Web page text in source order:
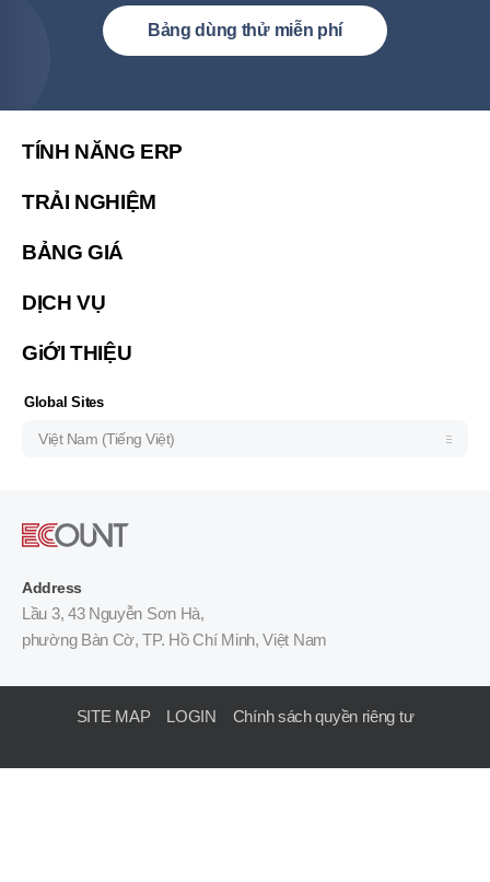
Bảng dùng thử miễn phí
TÍNH NĂNG ERP
TRẢI NGHIỆM
BẢNG GIÁ
DỊCH VỤ
GiỚI THIỆU
Global Sites
Việt Nam (Tiếng Việt)
Việt Nam (Tiếng Việt)
繁體中文
Malaysia (English)
한국 (한국어)
Philipines(English)
Узбекистан (русский)
Address
Lầu 3, 43 Nguyễn Sơn Hà,
phường Bàn Cờ, TP. Hồ Chí Minh, Việt Nam
SITE MAP LOGIN Chính sách quyền riêng tư